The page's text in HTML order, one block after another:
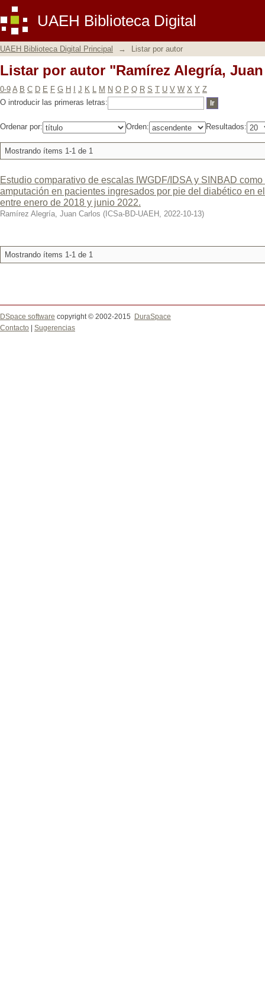
UAEH Biblioteca Digital
Listar por autor "Ramírez Alegría,
UAEH Biblioteca Digital Principal → Listar por autor
Listar por autor "Ramírez Alegría,
0-9 A B C D E F G H J K L M N O P Q R S T U V W X Y Z
O introducir las primeras letras:
Ordenar por: Orden: Resultados:
Mostrando ítems 1-1 de 1
Estudio comparativo de escalas IWGDF/IDSA y SINBAD
amputación en pacientes ingresados por pie del diabético en
entre enero de 2018 y junio 2022.
Ramírez Alegría, Juan Carlos ( ICSa-BD-UAEH , 2022-10-13)
Mostrando ítems 1-1 de 1
DSpace software copyright © 2002-2015
DuraSpace
Contacto
Sugerencias